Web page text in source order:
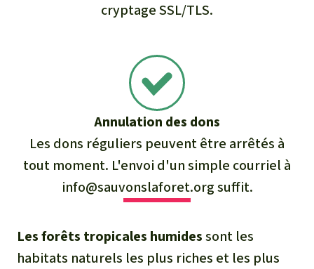
cryptage SSL/TLS.
Annulation des dons
Les dons réguliers peuvent être arrêtés à
tout moment. L'envoi d'un simple courriel à
info@sauvonslaforet.orgsuffit.
Les forêts tropicales humidessont les
habitats naturels les plus riches et les plus